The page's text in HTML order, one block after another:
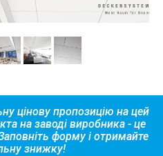
цінову пропозицію на цей
на заводі виробника - це
форму і отримайте
знижку!